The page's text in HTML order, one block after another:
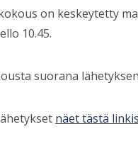
on keskeytetty
10.45.
suorana
näet tästä